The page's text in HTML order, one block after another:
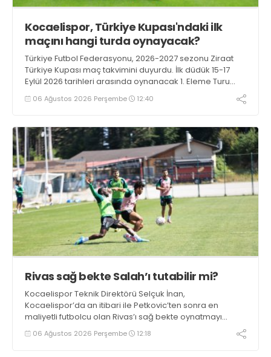
Kocaelispor, Türkiye Kupası'ndaki ilk
maçını hangi turda oynayacak?
Türkiye Futbol Federasyonu, 2026-2027 sezonu Ziraat
Türkiye Kupası maç takvimini duyurdu. İlk düdük 15-17
Eylül 2026 tarihleri arasında oynanacak 1. Eleme Turu
karşılaşmalarıyla çalacak.
06 Ağustos 2026 Perşembe 12:40
Rivas sağ bekte Salah’ı tutabilir mi?
Kocaelispor Teknik Direktörü Selçuk İnan,
Kocaelispor’da an itibari ile Petkovic’ten sonra en
maliyetli futbolcu olan Rivas’ı sağ bekte oynatmayı
düşünüyor.
06 Ağustos 2026 Perşembe 12:18